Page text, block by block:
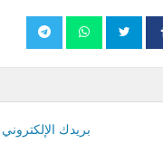
بريدك الإلكتروني